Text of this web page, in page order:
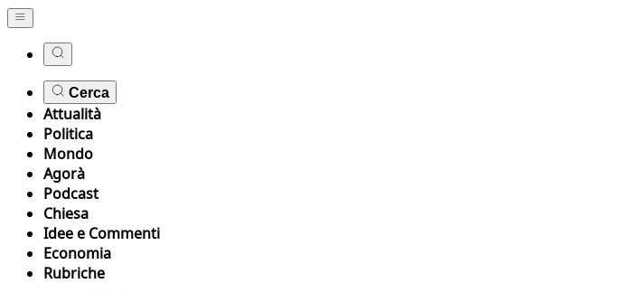
Cerca
Attualità
Politica
Mondo
Agorà
Podcast
Chiesa
Idee e Commenti
Economia
Rubriche